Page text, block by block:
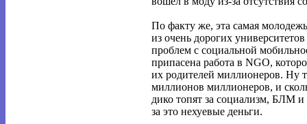
По факту же, эта самая
из очень дорогих
проблем с социальной
припасена работа в NGO,
их родителей миллионеров. Ну
миллионов миллионеров, и
дико топят за социализм, БЛМ и
за это нехуевые деньги.